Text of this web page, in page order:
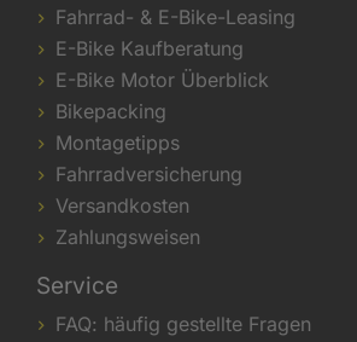
Fahrrad- & E-Bike-Leasing
E-Bike Kaufberatung
E-Bike Motor Überblick
Bikepacking
Montagetipps
Fahrradversicherung
Versandkosten
Zahlungsweisen
Service
FAQ: häufig gestellte Fragen